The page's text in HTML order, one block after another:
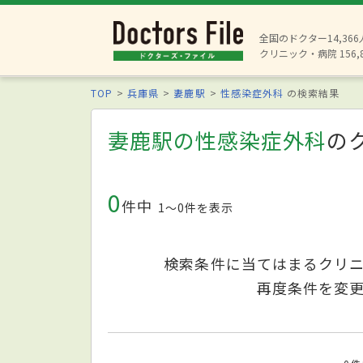
全国のドクター14,366
クリニック・病院
TOP 兵庫県 妻鹿駅 性感染症外科 の検索結果
妻鹿駅の性感染症外科の
0件中 1〜0件を表示
検索条件に当てはまるクリ
再度条件を変